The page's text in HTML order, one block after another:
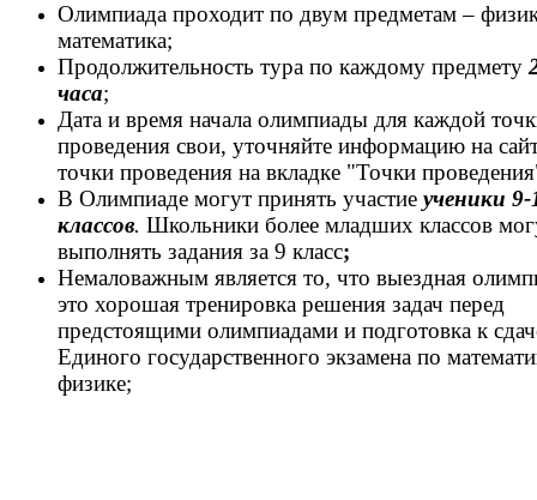
Олимпиада проходит по двум предметам –
математика;
Продолжительность тура по каждому предмету
часа;
Дата и время начала олимпиады для каждой
проведения свои, уточняйте информацию на
точки проведения на вкладке "Точки
В Олимпиаде могут принять участие ученики 9-
классов. Школьники более младших классов
выполнять задания за 9 класс;
Немаловажным является то, что выездная
это хорошая тренировка решения задач перед
предстоящими олимпиадами и подготовка к
Единого государственного экзамена по
физике;